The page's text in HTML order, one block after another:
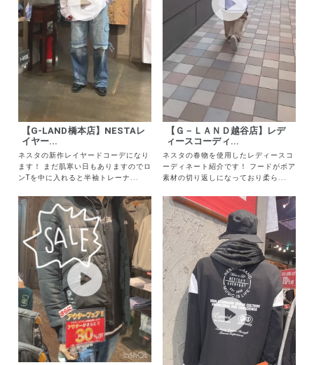
キーワードから探す
search
価格から探す
円 ～ 円
並び順
カテゴリ
【G-LAND橋本店】NESTAレ
イヤー...
ネスタの新作レイヤードコーデになり
ます！ まだ肌寒い日もありますのでロ
ンTを中に入れると半袖トレーナ...
【Ｇ－ＬＡＮＤ越谷店】レデ
ィースコーディ...
ネスタの春物を使用したレディースコ
ーディネート紹介です！ フードがボア
素材の切り返しになっており柔ら...